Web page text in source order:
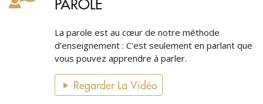
La parole est au cœur de notre méthode
d'enseignement : C'est seulement en parlant que
vous pouvez apprendre à parler.
Regarder La Vidéo